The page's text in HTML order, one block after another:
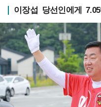
이장섭 당선인에게